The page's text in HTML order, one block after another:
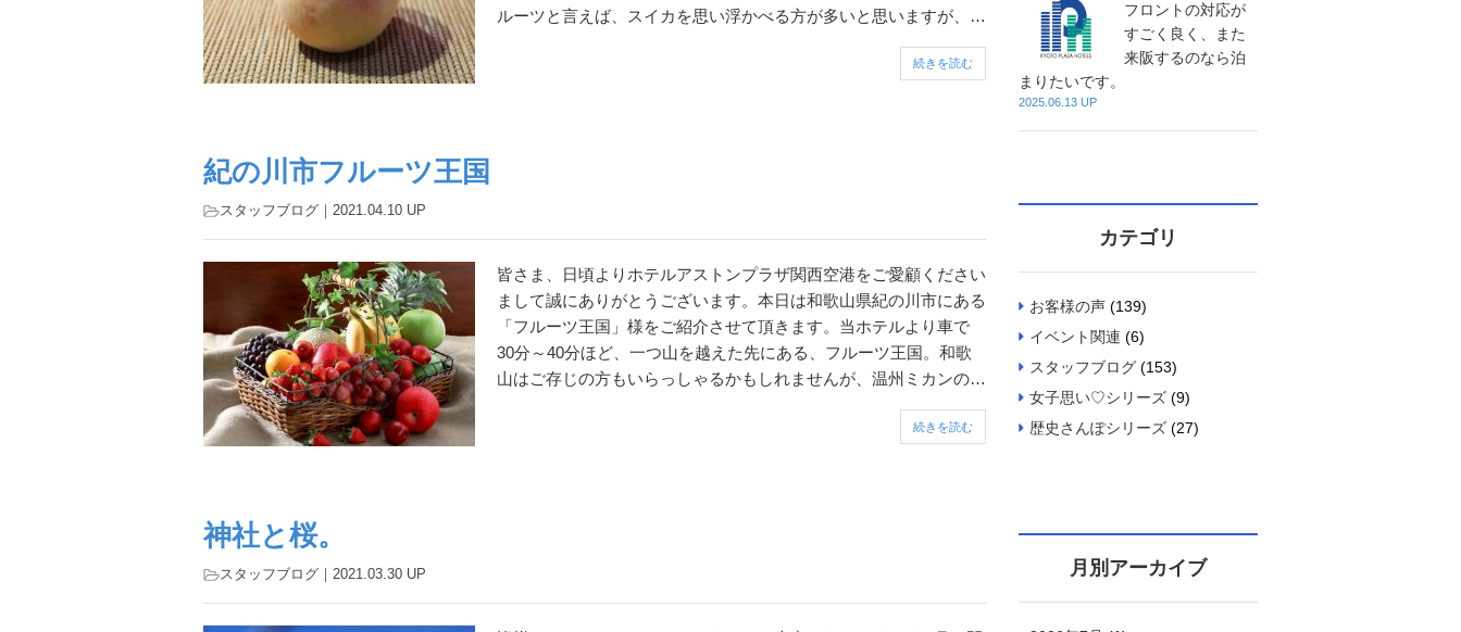
ルーツと言えば、スイカを思い浮かべる方が多いと思いますが、私
続きを読む
紀の川市フルーツ王国
スタッフブログ ｜2021.04.10 UP
皆さま、日頃よりホテルアストンプラザ関西空港をご愛顧ください
まして誠にありがとうございます。本日は和歌山県紀の川市にある
「フルーツ王国」様をご紹介させて頂きます。当ホテルより車で
30分～40分ほど、一つ山を越えた先にある、フルーツ王国。和歌
山はご存じの方もいらっしゃるかもしれませんが、温州ミカンの生
続きを読む
神社と桜。
スタッフブログ ｜2021.03.30 UP
フロントの対応が
すごく良く、また
来阪するのなら泊
まりたいです。
2025.06.13 UP
カテゴリ
お客様の声 (139)
イベント関連 (6)
スタッフブログ (153)
女子思い♡シリーズ (9)
歴史さんぽシリーズ (27)
月別アーカイブ